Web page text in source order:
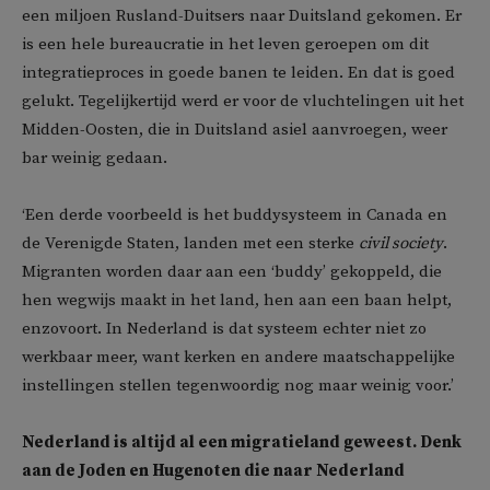
een miljoen Rusland-Duitsers naar Duitsland gekomen. Er
is een hele bureaucratie in het leven geroepen om dit
integratieproces in goede banen te leiden. En dat is goed
gelukt. Tegelijkertijd werd er voor de vluchtelingen uit het
Midden-Oosten, die in Duitsland asiel aanvroegen, weer
bar weinig gedaan.
‘Een derde voorbeeld is het buddysysteem in Canada en
de Verenigde Staten, landen met een sterke civil society.
Migranten worden daar aan een ‘buddy’ gekoppeld, die
hen wegwijs maakt in het land, hen aan een baan helpt,
enzovoort. In Nederland is dat systeem echter niet zo
werkbaar meer, want kerken en andere maatschappelijke
instellingen stellen tegenwoordig nog maar weinig voor.’
Nederland is altijd al een migratieland geweest. Denk
aan de Joden en Hugenoten die naar Nederland